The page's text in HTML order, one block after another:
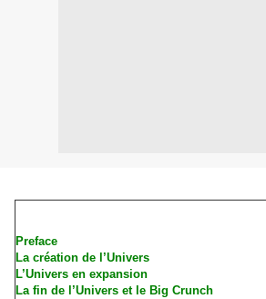
Preface
La création de l’Univers
L’Univers en expansion
La fin de l’Univers et le Big Crunch